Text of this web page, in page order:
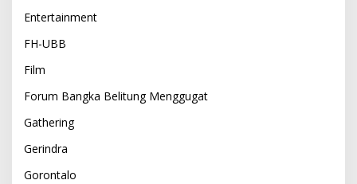
Entertainment
FH-UBB
Film
Forum Bangka Belitung Menggugat
Gathering
Gerindra
Gorontalo